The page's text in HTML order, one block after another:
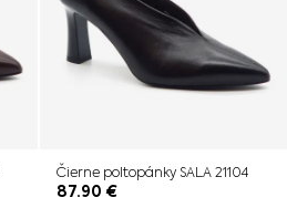
Čierne poltopánky SALA 21104
87.90 €